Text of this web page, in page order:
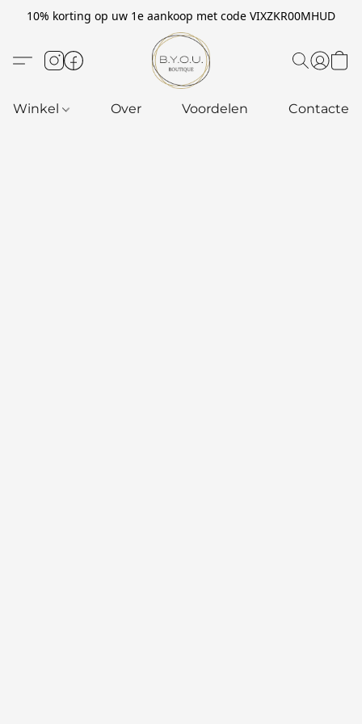
10% korting op uw 1e aankoop met code VIXZKR00MHUD
Winkel Over Voordelen